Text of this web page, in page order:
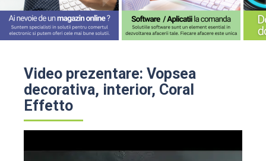
Video prezentare: Vopsea
decorativa, interior, Coral
Effetto